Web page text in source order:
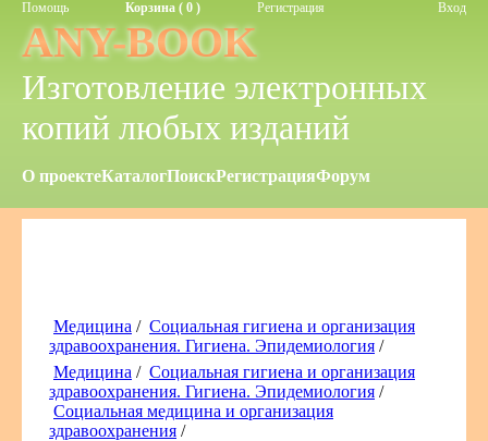
Помощь Корзина ( 0 ) Регистрация Вход
ANY-BOOK
Изготовление электронных
копий любых изданий
О проектеКаталогПоискРегистрацияФорум
Медицина / Социальная гигиена и организация
здравоохранения. Гигиена. Эпидемиология /
Медицина / Социальная гигиена и организация
здравоохранения. Гигиена. Эпидемиология /
Социальная медицина и организация
здравоохранения /